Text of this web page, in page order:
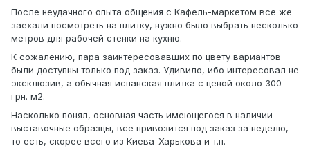
После неудачного опыта общения с Кафель-маркетом все же
заехали посмотреть на плитку, нужно было выбрать несколько
метров для рабочей стенки на кухню.
К сожалению, пара заинтересовавших по цвету вариантов
были доступны только под заказ. Удивило, ибо интересовал не
эксклюзив, а обычная испанская плитка с ценой около 300
грн. м2.
Насколько понял, основная часть имеющегося в наличии -
выставочные образцы, все привозится под заказ за неделю,
то есть, скорее всего из Киева-Харькова и т.п.